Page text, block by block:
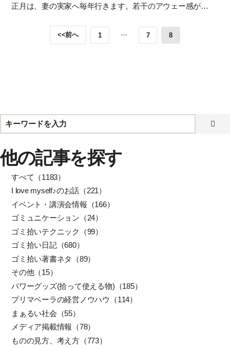
正月は、妻の実家へ毎年行きます。若干のアウェー感が…
<<前へ 1 … 7 8
他の記事を探す
すべて（1183）
I love myself♪のお話（221）
イベント・講演会情報（166）
ゴミュニケーション（24）
ゴミ拾いテクニック（99）
ゴミ拾い日記（680）
ゴミ拾い著書ネタ（89）
その他（15）
パワーグッズ(拾って使える物)（185）
プリマベーラの経営ノウハウ（114）
まぁるい社会（55）
メディア掲載情報（78）
ものの見方、考え方（773）